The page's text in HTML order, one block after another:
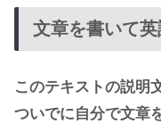
文章を書いて
このテキストの説明
ついでに自分で文章